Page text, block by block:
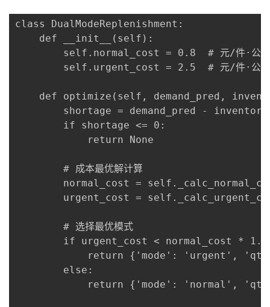
class DualModeReplenishment:
    def __init__(self):
        self.normal_cost = 0.8  # 元/件·公里
        self.urgent_cost = 2.5  # 元/件·公里
def optimize(self, demand_pred,
        shortage = demand_pred - inventory
        if shortage <= 0:
            return None
        # 成本最优解计算
normal_cost =
urgent_cost =
        # 选择最优模式
if urgent_cost < normal_cost * 1.2:
return {'mode': 'urgent',
        else:
return {'mode': 'normal',